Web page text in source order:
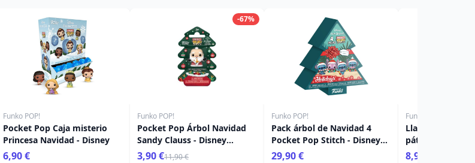
Funko POP!
Pocket Pop Caja misterio
Princesa Navidad - Disney
6,90 €
-67%
Funko POP!
Pocket Pop Árbol Navidad
Sandy Clauss - Disney
Pesadilla antes Navidad
3,90 €11,90 €
Funko POP!
Pack árbol de Navidad 4
Pocket Pop Stitch - Disney
Lilo & Stitch
29,90 €
Funko POP!
Llavero Pocket
pátina - Disney
8,90 €